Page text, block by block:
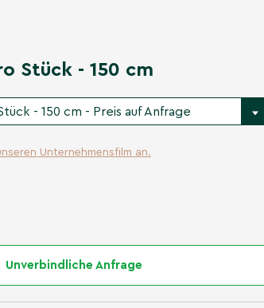
Stück - 150 cm
- 150 cm - Preis auf Anfrage
Unternehmensfilm an.
Unverbindliche Anfrage